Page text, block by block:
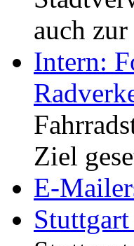
auch
Intern:
Ziel
E-